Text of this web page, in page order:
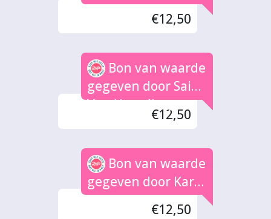
€12,50
Bon van waarde
gegeven door Saida
Van Howelingen
€12,50
Bon van waarde
gegeven door Karin
Lammers
€12,50